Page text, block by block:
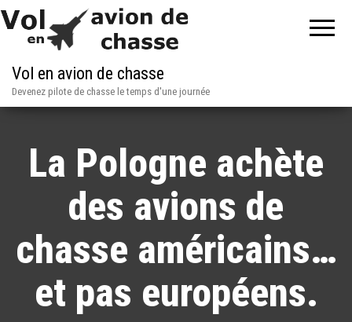
Vol en avion de chasse
Devenez pilote de chasse le temps d'une journée
La Pologne achète
des avions de
chasse américains…
et pas européens.